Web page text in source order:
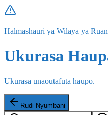
Halmashauri ya Wilaya ya
Ukurasa
Ukurasa unaoutafuta haupo.
Rudi Nyumbani